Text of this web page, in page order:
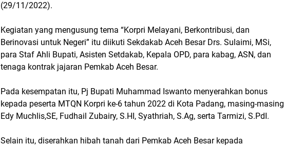
(29/11/2022).
Kegiatan yang mengusung tema “Korpri Melayani, Berkontribusi, dan
Berinovasi untuk Negeri” itu diikuti Sekdakab Aceh Besar Drs. Sulaimi, MSi,
para Staf Ahli Bupati, Asisten Setdakab, Kepala OPD, para kabag, ASN, dan
tenaga kontrak jajaran Pemkab Aceh Besar.
Pada kesempatan itu, Pj Bupati Muhammad Iswanto menyerahkan bonus
kepada peserta MTQN Korpri ke-6 tahun 2022 di Kota Padang, masing-masing
Edy Muchlis,SE, Fudhail Zubairy, S.HI, Syathriah, S.Ag, serta Tarmizi, S.PdI.
Selain itu, diserahkan hibah tanah dari Pemkab Aceh Besar kepada